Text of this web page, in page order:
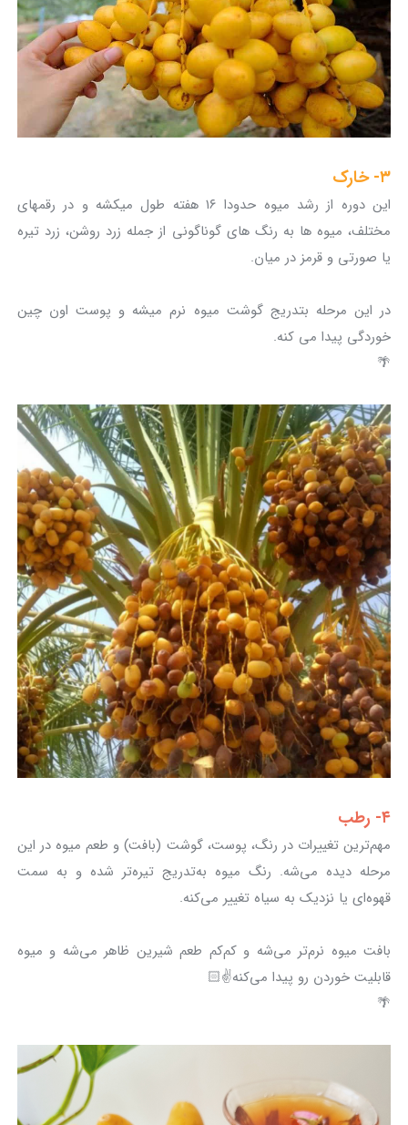
۳- خارک
این دوره از رشد میوه حدودا ۱۶ هفته طول میکشه و در رقمهای
مختلف، میوه ها به رنگ های گوناگونی از جمله زرد روشن، زرد تیره
یا صورتی و قرمز در میان.
در این مرحله بتدریج گوشت میوه نرم میشه و پوست اون چین
خوردگی پیدا می کنه.
🌴
۴- رطب
مهم‌ترین تغییرات در رنگ، پوست، گوشت (بافت) و طعم میوه در این
مرحله دیده می‌شه. رنگ میوه به‌تدریج تیره‌تر شده و به سمت
قهوه‌ای یا نزدیک به سیاه تغییر می‌کنه.
بافت میوه نرم‌تر می‌شه و کم‌کم طعم شیرین ظاهر می‌شه و میوه
قابلیت خوردن رو پیدا می‌کنه✌️🏻
🌴